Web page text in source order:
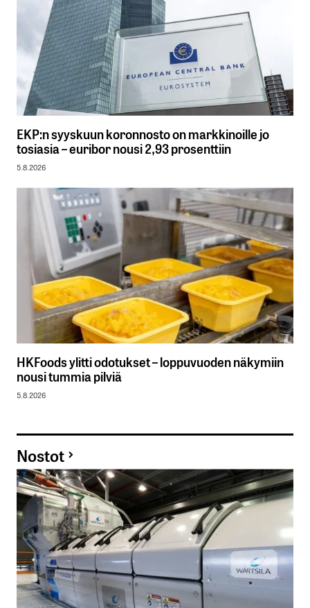
EKP:n syyskuun koronnosto on markkinoille jo
tosiasia – euribor nousi 2,93 prosenttiin
5.8.2026
HKFoods ylitti odotukset – loppuvuoden näkymiin
nousi tummia pilviä
5.8.2026
Nostot